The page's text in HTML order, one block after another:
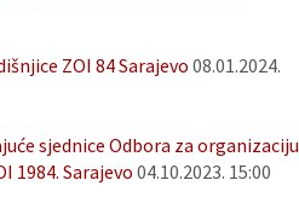
ZOI 84 Sarajevo 08.01.2024.
sjednice Odbora za organizaciju
1984. Sarajevo 04.10.2023. 15:00